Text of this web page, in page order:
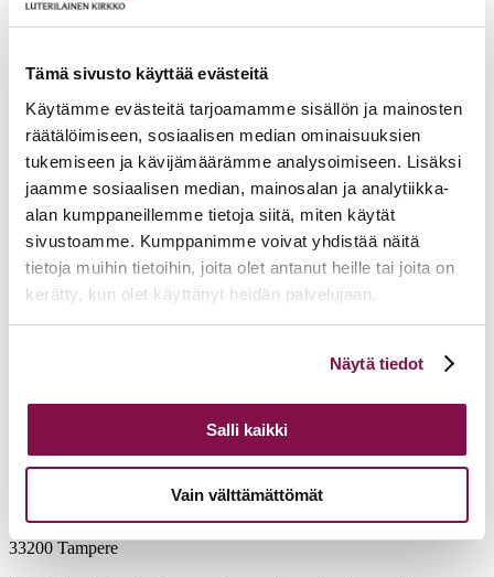
Tämä sivusto käyttää evästeitä
Käytämme evästeitä tarjoamamme sisällön ja mainosten
räätälöimiseen, sosiaalisen median ominaisuuksien
tukemiseen ja kävijämäärämme analysoimiseen. Lisäksi
jaamme sosiaalisen median, mainosalan ja analytiikka-
alan kumppaneillemme tietoja siitä, miten käytät
sivustoamme. Kumppanimme voivat yhdistää näitä
tietoja muihin tietoihin, joita olet antanut heille tai joita on
kerätty, kun olet käyttänyt heidän palvelujaan.
linkistä.
Näytä tiedot
Salli kaikki
Vain välttämättömät
Näsilinnankatu 26 (7. krs)
33200 Tampere